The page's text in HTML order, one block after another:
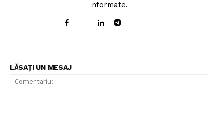
informate.
LĂSAȚI UN MESAJ